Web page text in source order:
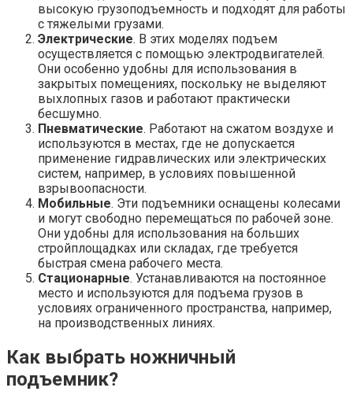
высокую грузоподъемность и подходят для работы
с тяжелыми грузами.
Электрические. В этих моделях подъем
осуществляется с помощью электродвигателей.
Они особенно удобны для использования в
закрытых помещениях, поскольку не выделяют
выхлопных газов и работают практически
бесшумно.
Пневматические. Работают на сжатом воздухе и
используются в местах, где не допускается
применение гидравлических или электрических
систем, например, в условиях повышенной
взрывоопасности.
Мобильные. Эти подъемники оснащены колесами
и могут свободно перемещаться по рабочей зоне.
Они удобны для использования на больших
стройплощадках или складах, где требуется
быстрая смена рабочего места.
Стационарные. Устанавливаются на постоянное
место и используются для подъема грузов в
условиях ограниченного пространства, например,
на производственных линиях.
Как выбрать ножничный
подъемник?